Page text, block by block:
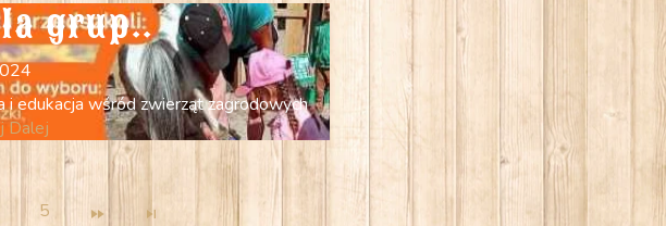
grup..
i edukacja wśród zwierząt zagrodowych
Dalej
5